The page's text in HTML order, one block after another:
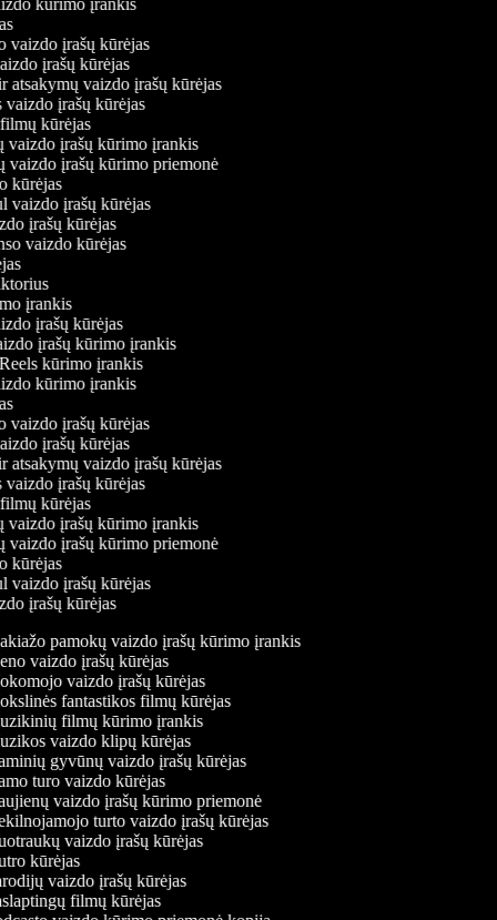
kūrimo įrankis
vaizdo įrašų kūrėjas
įrašų kūrėjas
atsakymų vaizdo įrašų kūrėjas
vaizdo įrašų kūrėjas
kūrėjas
vaizdo įrašų kūrimo įrankis
vaizdo įrašų kūrimo priemonė
kūrėjas
vaizdo įrašų kūrėjas
įrašų kūrėjas
vaizdo kūrėjas
įrankis
įrašų kūrėjas
įrašų kūrimo įrankis
Reels kūrimo įrankis
kūrimo įrankis
vaizdo įrašų kūrėjas
įrašų kūrėjas
atsakymų vaizdo įrašų kūrėjas
vaizdo įrašų kūrėjas
kūrėjas
vaizdo įrašų kūrimo įrankis
vaizdo įrašų kūrimo priemonė
kūrėjas
vaizdo įrašų kūrėjas
įrašų kūrėjas
pamokų vaizdo įrašų kūrimo įrankis
vaizdo įrašų kūrėjas
vaizdo įrašų kūrėjas
fantastikos filmų kūrėjas
filmų kūrimo įrankis
vaizdo klipų kūrėjas
gyvūnų vaizdo įrašų kūrėjas
turo vaizdo kūrėjas
vaizdo įrašų kūrimo priemonė
turto vaizdo įrašų kūrėjas
vaizdo įrašų kūrėjas
kūrėjas
vaizdo įrašų kūrėjas
filmų kūrėjas